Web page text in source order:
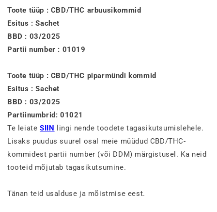
Toote tüüp : CBD/THC arbuusikommid
Esitus : Sachet
BBD : 03/2025
Partii number : 01019
Toote tüüp : CBD/THC piparmündi kommid
Esitus : Sachet
BBD : 03/2025
Partiinumbrid: 01021
Te leiate SIIN lingi nende toodete tagasikutsumislehele.
Lisaks puudus suurel osal meie müüdud CBD/THC-
kommidest partii number (või DDM) märgistusel. Ka neid
tooteid mõjutab tagasikutsumine.
Tänan teid usalduse ja mõistmise eest.